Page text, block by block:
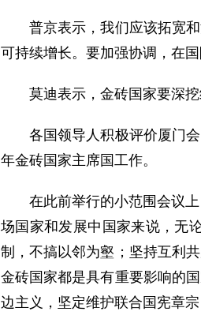
普京表示，我们应该拓宽和
可持续增长。要加强协调，在
莫迪表示，金砖国家要深挖
各国领导人积极评价厦门会
年金砖国家主席国工作。
在此前举行的小范围会议上
场国家和发展中国家来说，无
制，不搞以邻为壑；坚持互利
金砖国家都是具有重要影响的
边主义，坚定维护联合国宪章